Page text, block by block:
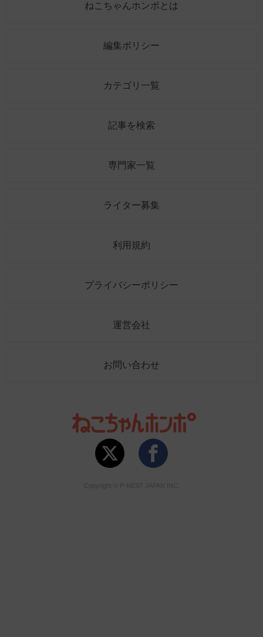
ねこちゃんホンポとは
編集ポリシー
カテゴリ一覧
記事を検索
専門家一覧
ライター募集
利用規約
プライバシーポリシー
運営会社
お問い合わせ
Copyright © P-NEST JAPAN INC.